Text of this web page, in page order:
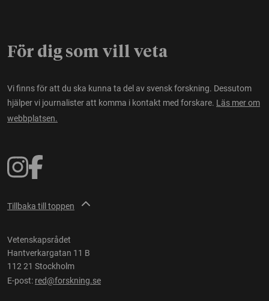
För dig som vill veta
Vi finns för att du ska kunna ta del av svensk forskning. Dessutom
hjälper vi journalister att komma i kontakt med forskare. Läs mer om
webbplatsen.
Tillbaka till toppen
Vetenskapsrådet
Hantverkargatan 11 B
112 21 Stockholm
E-post: red@forskning.se